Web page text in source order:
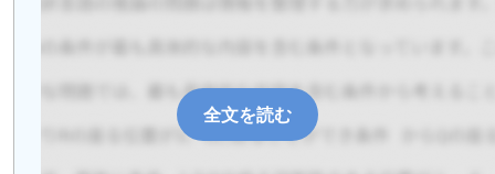
全文を読む